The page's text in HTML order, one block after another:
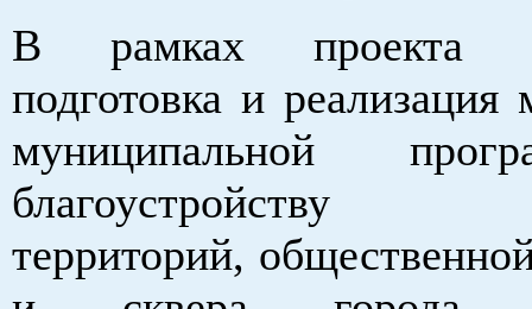
В рамках проекта
подготовка и реализация
муниципальной
благоустройству
территорий,